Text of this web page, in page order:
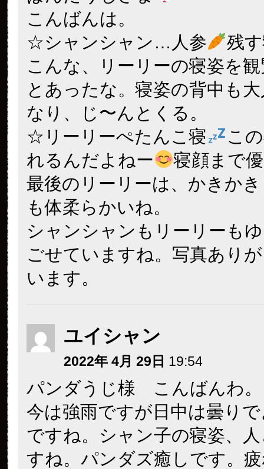
こんばんは。
☆シャンシャン…人参
残
こんな、リーリーの寝姿を
とあったな。寝姿の背中も
なり、じ〜んとくる。
☆リーリーぺたんこ寝
こ
れるんだよねー
寝顔まで
最後のリーリーは、かきか
も体柔らかいね。
シャンシャンもリーリーも
ごせていますね。写真あり
います。
ユイシャン
2022年 4月 29日 19:54
パンダうじ様 こんばんわ。
今は強雨ですが日中は曇り
ですね。シャン子の寝姿、
すね。パンダズ癒しです。